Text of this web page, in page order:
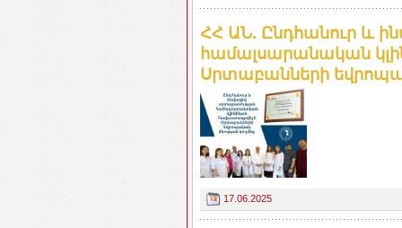
ՀՀ ԱՆ. Ընդհանուր և
համալսարանական
Սրտաբանների
17.06.2025